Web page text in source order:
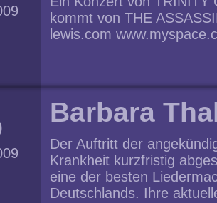
Apparat? Was ist mit
der "legendäre" Eimer
Doughnuts ...? Der Walk
Infos/Anmeldung unter
berlin.de
Schauspieler auf der
Zuschauers. Es sind die
Sekundenschnelle vom
über das Programm des
man zu den drei
Glückstopf gezogen
Anfang der Show einen
noch Daumen drücken.
beantwortet, kann das
www.paternoster-berlin.de
kommt von THE
lewis.com
Barbara
Der Auftritt der
Krankheit kurzfristig
eine der besten
Deutschlands. Ihre